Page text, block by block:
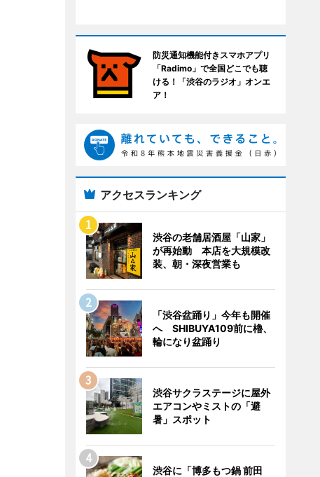
防災通知機能付きスマホアプリ
「Radimo」で全国どこでも聴
ける！「渋谷のラジオ」オンエ
ア！
アクセスランキング
渋谷の老舗居酒屋「山家」
が再始動 本店を大規模改
装、朝・深夜営業も
「渋谷盆踊り」今年も開催
へ SHIBUYA109前に櫓、
輪になり盆踊り
渋谷サクラステージに屋外
エアコンやミストの「避
暑」スポット
渋谷に「博多もつ鍋 前田